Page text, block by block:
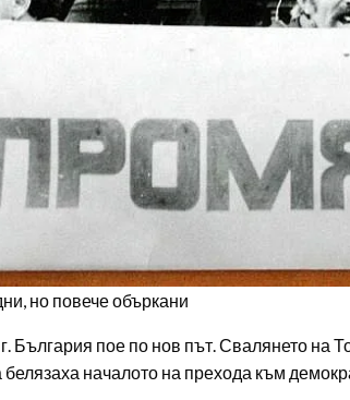
но повече объркани
България пое по нов път. Свалянето на
началото на прехода към